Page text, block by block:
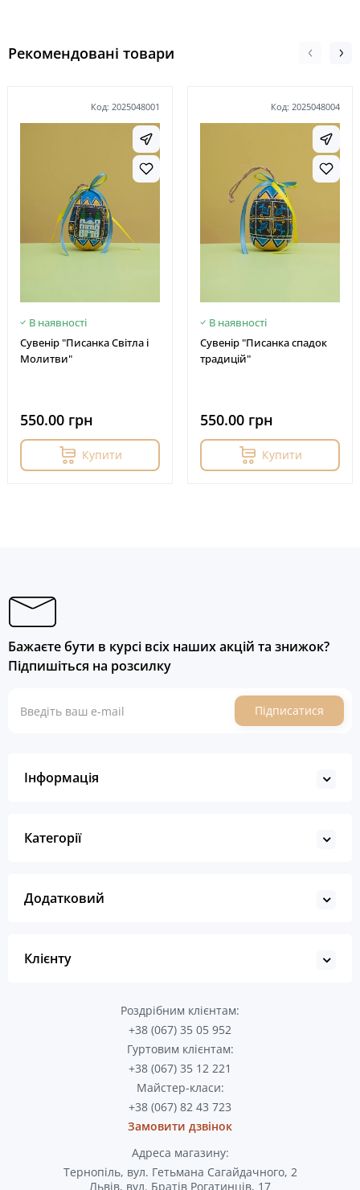
Рекомендовані товари
Код: 2025048001
В наявності
Сувенір "Писанка Світла і
Молитви"
550.00 грн
Купити
Код: 2025048004
В наявності
Сувенір "Писанка спадок
традицій"
550.00 грн
Купити
Бажаєте бути в курсі всіх наших акцій та знижок?
Підпишіться на розсилку
Підписатися
Інформація
Категорії
Додатковий
Клієнту
Роздрібним клієнтам:
+38 (067) 35 05 952
Гуртовим клієнтам:
+38 (067) 35 12 221
Майстер-класи:
+38 (067) 82 43 723
Замовити дзвінок
Адреса магазину:
Тернопіль, вул. Гетьмана Сагайдачного, 2
Львів, вул. Братів Рогатинців, 17